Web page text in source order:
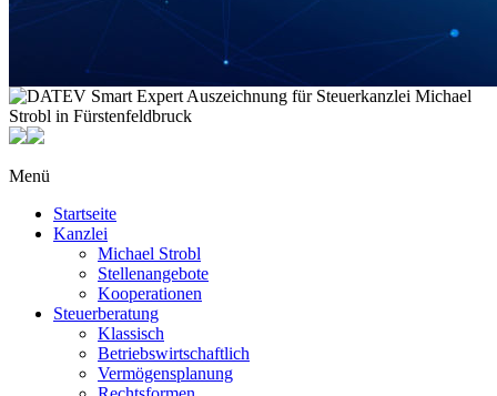
Menü
Startseite
Kanzlei
Michael Strobl
Stellenangebote
Kooperationen
Steuerberatung
Klassisch
Betriebswirtschaftlich
Vermögensplanung